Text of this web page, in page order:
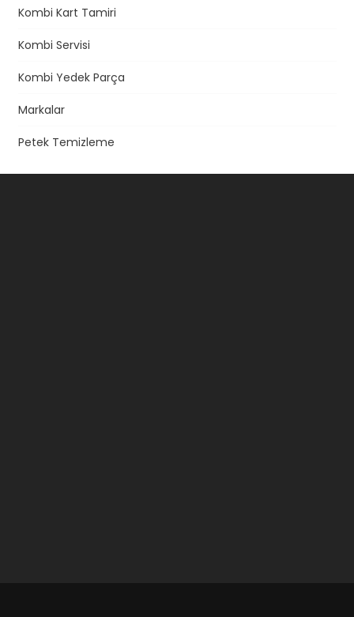
Kombi Kart Tamiri
Kombi Servisi
Kombi Yedek Parça
Markalar
Petek Temizleme